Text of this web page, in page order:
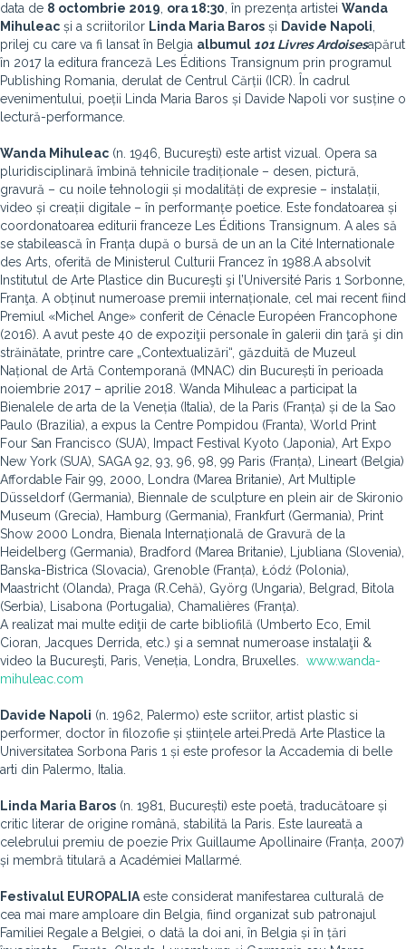
data de 8 octombrie 2019 ora 18:30 , în prezența artistei Wanda
Mihuleac și a scriitorilor Linda Maria Baros și Davide Napoli
prilej cu care va fi lansat în Belgia albumul 101 Livres Ardoisesapărut
în 2017 la editura franceză Les Éditions Transignum prin programul
Publishing Romania, derulat de Centrul Cărții (ICR). În cadrul
evenimentului, poeții Linda Maria Baros și Davide Napoli vor susține o
lectură-performance.
Wanda Mihuleac (n. 1946, Bucureşti) este artist vizual. Opera sa
pluridisciplinară îmbină tehnicile tradiționale – desen, pictură,
gravură – cu noile tehnologii și modalități de expresie – instalații,
video și creații digitale – în performanțe poetice. Este fondatoarea și
coordonatoarea editurii franceze Les Éditions Transignum. A ales să
se stabilească în Franța după o bursă de un an la Cité Internationale
des Arts, oferită de Ministerul Culturii Francez în 1988.A absolvit
Institutul de Arte Plastice din Bucureşti şi l’Université Paris 1 Sorbonne,
Franţa. A obținut numeroase premii internaționale, cel mai recent fiind
Premiul «Michel Ange» conferit de Cénacle Européen Francophone
(2016). A avut peste 40 de expoziţii personale în galerii din ţară şi din
străinătate, printre care „Contextualizări“, găzduită de Muzeul
Național de Artă Contemporană (MNAC) din București în perioada
noiembrie 2017 – aprilie 2018. Wanda Mihuleac a participat la
Bienalele de arta de la Veneția (Italia), de la Paris (Franța) și de la Sao
Paulo (Brazilia), a expus la Centre Pompidou (Franta), World Print
Four San Francisco (SUA), Impact Festival Kyoto (Japonia), Art Expo
New York (SUA), SAGA 92, 93, 96, 98, 99 Paris (Franța), Lineart (Belgia)
Affordable Fair 99, 2000, Londra (Marea Britanie), Art Multiple
Düsseldorf (Germania), Biennale de sculpture en plein air de Skironio
Museum (Grecia), Hamburg (Germania), Frankfurt (Germania), Print
Show 2000 Londra, Bienala Internațională de Gravură de la
Heidelberg (Germania), Bradford (Marea Britanie), Ljubliana (Slovenia),
Banska-Bistrica (Slovacia), Grenoble (Franța), Łódź (Polonia),
Maastricht (Olanda), Praga (R.Cehă), Györg (Ungaria), Belgrad, Bitola
(Serbia), Lisabona (Portugalia), Chamalières (Franța).
A realizat mai multe ediţii de carte bibliofilă (Umberto Eco, Emil
Cioran, Jacques Derrida, etc.) şi a semnat numeroase instalaţii &
video la Bucureşti, Paris, Veneția, Londra, Bruxelles. www.wanda-
mihuleac.com
Davide Napoli (n. 1962, Palermo) este scriitor, artist plastic si
performer, doctor în filozofie și științele artei.Predă Arte Plastice la
Universitatea Sorbona Paris 1 și este profesor la Accademia di belle
arti din Palermo, Italia.
Linda Maria Baros (n. 1981, București) este poetă, traducătoare și
critic literar de origine română, stabilită la Paris. Este laureată a
celebrului premiu de poezie Prix Guillaume Apollinaire (Franța, 2007)
și membră titulară a Académiei Mallarmé.
Festivalul EUROPALIA este considerat manifestarea culturală de
cea mai mare amploare din Belgia, fiind organizat sub patronajul
Familiei Regale a Belgiei, o dată la doi ani, în Belgia și în țări